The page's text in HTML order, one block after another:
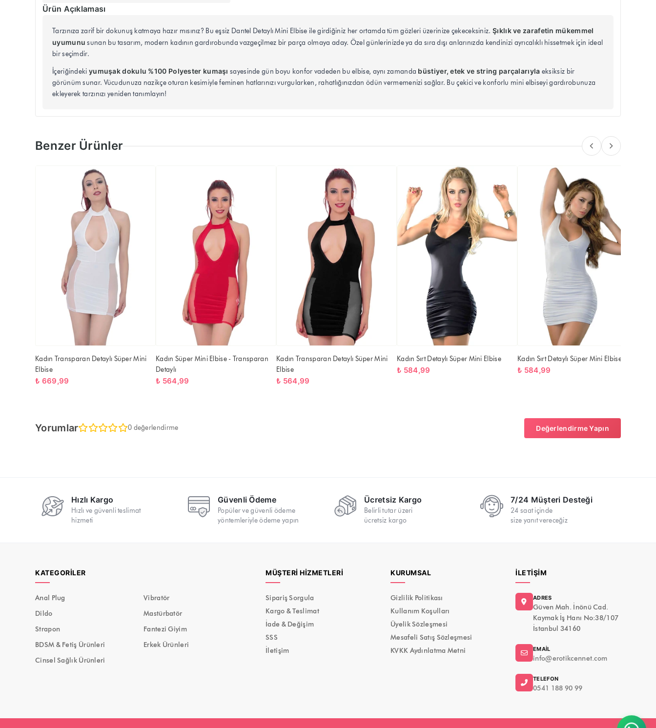
Ürün Açıklaması
Tarzınıza zarif bir dokunuş katmaya hazır mısınız? Bu eşsiz Dantel Detaylı Mini Elbise ile girdiğiniz her ortamda tüm gözleri üzerinize çekeceksiniz. Şıklık ve zarafetin mükemmel
uyumunu sunan bu tasarım, modern kadının gardırobunda vazgeçilmez bir parça olmaya aday. Özel günlerinizde ya da sıra dışı anlarınızda kendinizi ayrıcalıklı hissetmek için ideal
bir seçimdir.
İçeriğindeki yumuşak dokulu %100 Polyester kumaşı sayesinde gün boyu konfor vadeden bu elbise, aynı zamanda büstiyer, etek ve string parçalarıyla eksiksiz bir
görünüm sunar. Vücudunuza nazikçe oturan kesimiyle feminen hatlarınızı vurgularken, rahatlığınızdan ödün vermemenizi sağlar. Bu çekici ve konforlu mini elbiseyi gardırobunuza
ekleyerek tarzınızı yeniden tanımlayın!
Benzer Ürünler
Kadın Transparan Detaylı Süper Mini
Elbise
₺ 669,99
Kadın Süper Mini Elbise - Transparan
Detaylı
₺ 564,99
Kadın Transparan Detaylı Süper Mini
Elbise
₺ 564,99
Kadın Sırt Detaylı Süper Mini Elbise
₺ 584,99
Kadın Sırt Detaylı Süper Mini Elbise
₺ 584,99
Yorumlar 0 değerlendirme Değerlendirme Yapın
Hızlı Kargo
Hızlı ve güvenli teslimat
hizmeti
Güvenli Ödeme
Popüler ve güvenli ödeme
yöntemleriyle ödeme yapın
Ücretsiz Kargo
Belirli tutar üzeri
ücretsiz kargo
7/24 Müşteri Desteği
24 saat içinde
size yanıt vereceğiz
KATEGORILER
Anal Plug
Vibratör
Dildo
Mastürbatör
Strapon
Fantezi Giyim
BDSM & Fetiş Ürünleri
Erkek Ürünleri
Cinsel Sağlık Ürünleri
MÜŞTERI HIZMETLERI
Sipariş Sorgula
Kargo & Teslimat
İade & Değişim
SSS
İletişim
KURUMSAL
Gizlilik Politikası
Kullanım Koşulları
Üyelik Sözleşmesi
Mesafeli Satış Sözleşmesi
KVKK Aydınlatma Metni
İLETIŞIM
ADRES
Güven Mah. İnönü Cad.
Kaymak İş Hanı No:38/107
İstanbul 34160
EMAIL
info@erotikcennet.com
TELEFON
0541 188 90 99